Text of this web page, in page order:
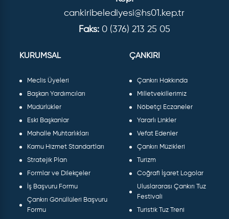
cankiribelediyesi@hs01.kep.tr
Faks: 0 (376) 213 25 05
KURUMSAL
Meclis Üyeleri
Başkan Yardımcıları
Müdürlükler
Eski Başkanlar
Mahalle Muhtarlıkları
Kamu Hizmet Standartları
Stratejik Plan
Formlar ve Dilekçeler
İş Başvuru Formu
Çankırı Gönüllüleri Başvuru
Formu
ÇANKIRI
Çankırı Hakkında
Milletvekillerimiz
Nöbetçi Eczaneler
Yararlı Linkler
Vefat Edenler
Çankırı Müzikleri
Turizm
Coğrafi İşaret Logolar
Uluslararası Çankırı Tuz
Festivali
Turistik Tuz Treni